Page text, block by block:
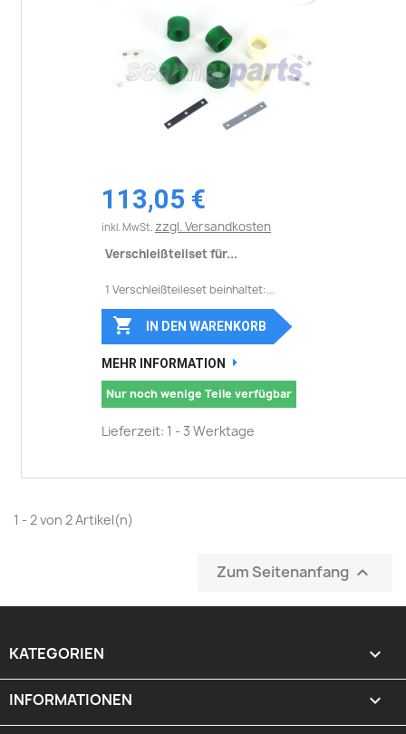
113,05 €
inkl. MwSt. zzgl. Versandkosten
Verschleißteilset für...
1 Verschleißteileset beinhaltet:...
 IN DEN WARENKORB
MEHR INFORMATION
Nur noch wenige Teile verfügbar
Lieferzeit: 1 - 3 Werktage
1 - 2 von 2 Artikel(n)
Zum Seitenanfang 
KATEGORIEN 
INFORMATIONEN 